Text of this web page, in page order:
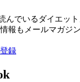
んでいるダイエッ
報もメールマガジ
録